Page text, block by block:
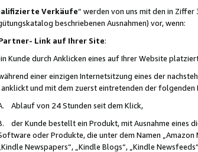
Verkäufe“ werden von uns mit den in
beschriebenen Ausnahmen) vor, wenn:
Link auf Ihrer Site:
Kunde durch Anklicken eines auf Ihrer Website
einer einzigen Internetsitzung eines der
anklickt und mit dem zuerst eintretenden der folgenden
Ablauf von 24 Stunden seit dem Klick,
der Kunde bestellt ein Produkt, mit Ausnahme eines
oder Produkte, die unter dem Namen „Amazon
„Kindle Newspapers“, „Kindle Blogs“, „Kindle